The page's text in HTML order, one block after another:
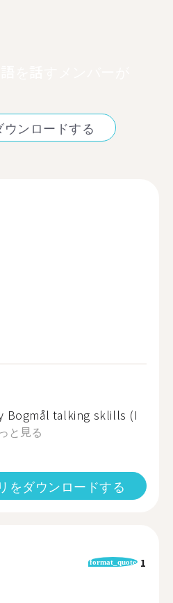
ンロードする
Bogmål talking sklills (I
と見る
をダウンロードする
format_quote 1